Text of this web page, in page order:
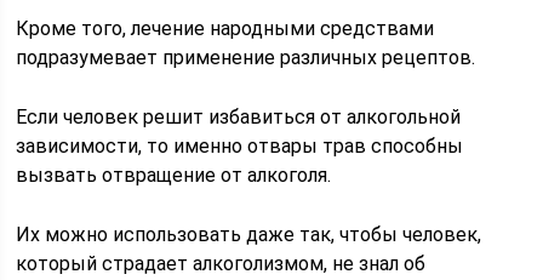
Кроме того, лечение народными средствами
подразумевает применение различных рецептов.
Если человек решит избавиться от алкогольной
зависимости, то именно отвары трав способны
вызвать отвращение от алкоголя.
Их можно использовать даже так, чтобы человек,
который страдает алкоголизмом, не знал об